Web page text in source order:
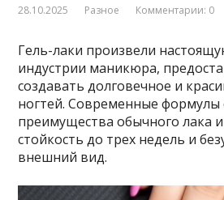
28.10.2025 Разное Комментарии: 0
Гель-лаки произвели
индустрии маникюра,
создавать долговечное и
ногтей. Современные формулы
преимущества обычного лака и
стойкость до трех недель и
внешний вид.